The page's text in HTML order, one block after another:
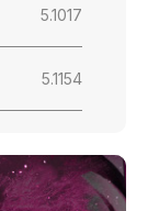
5.1017
5.1154